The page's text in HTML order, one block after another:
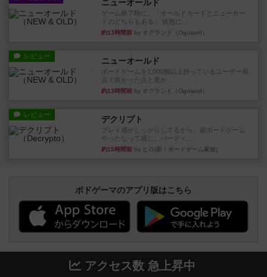
ニューオールド
ゲーム終了時に、「オールドカードとニューカー
ドのどちらもある」 状態に...
約13時間前 by オグランド（Oguland）
レビュー ニューオールド
ボードゲームを1,000個以上持っているユーザー視
点で良かった点と悪か...
約13時間前 by オグランド（Oguland）
レビュー デクリプト
プレイ感がしっかりしてるから、超ボードゲーム
やったなって感じ。パーティ...
約15時間前 by ヒロ(新！ボードゲーム家族)
ボドゲーマのアプリ版はこちら
アクセス数 急上昇中